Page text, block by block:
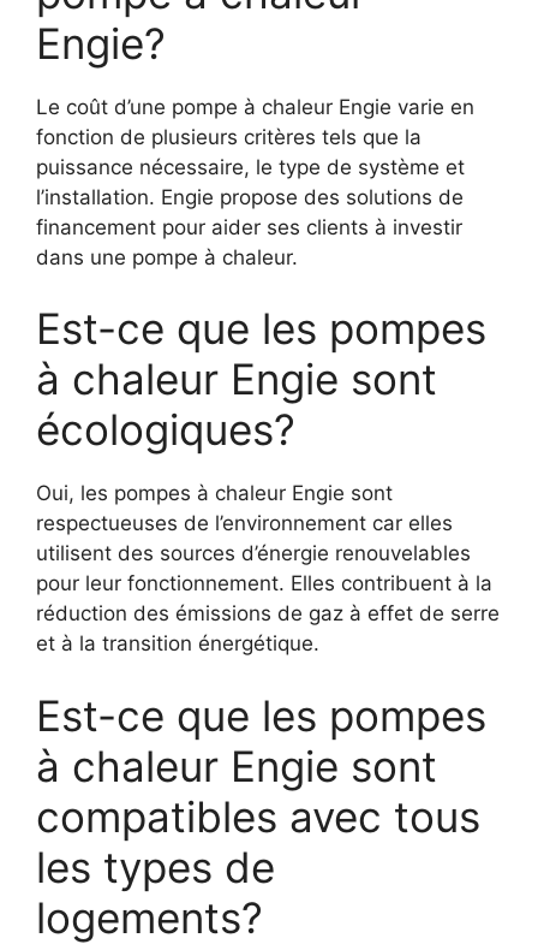
Engie?
Le coût d’une pompe à chaleur Engie varie en
fonction de plusieurs critères tels que la
puissance nécessaire, le type de système et
l’installation. Engie propose des solutions de
financement pour aider ses clients à investir
dans une pompe à chaleur.
Est-ce que les pompes
à chaleur Engie sont
écologiques?
Oui, les pompes à chaleur Engie sont
respectueuses de l’environnement car elles
utilisent des sources d’énergie renouvelables
pour leur fonctionnement. Elles contribuent à la
réduction des émissions de gaz à effet de serre
et à la transition énergétique.
Est-ce que les pompes
à chaleur Engie sont
compatibles avec tous
les types de
logements?